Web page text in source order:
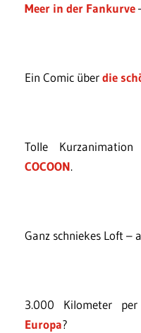
Meer in der Fankurve
Ein Comic überdie
Tolle
COCOON.
Ganz schniekes Loft –
3.000 Kilometer
Europa?